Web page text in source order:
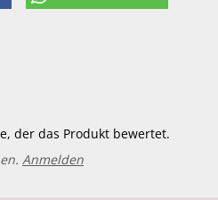
der das Produkt bewertet.
Anmelden